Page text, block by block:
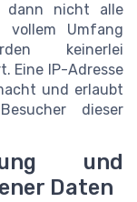
dann nicht alle
vollem Umfang
keinerlei
Eine IP-Adresse
und erlaubt
dieser
und
Daten